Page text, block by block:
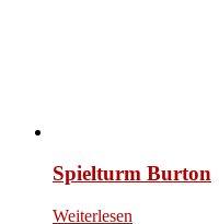
Spielturm Burton
Weiterlesen